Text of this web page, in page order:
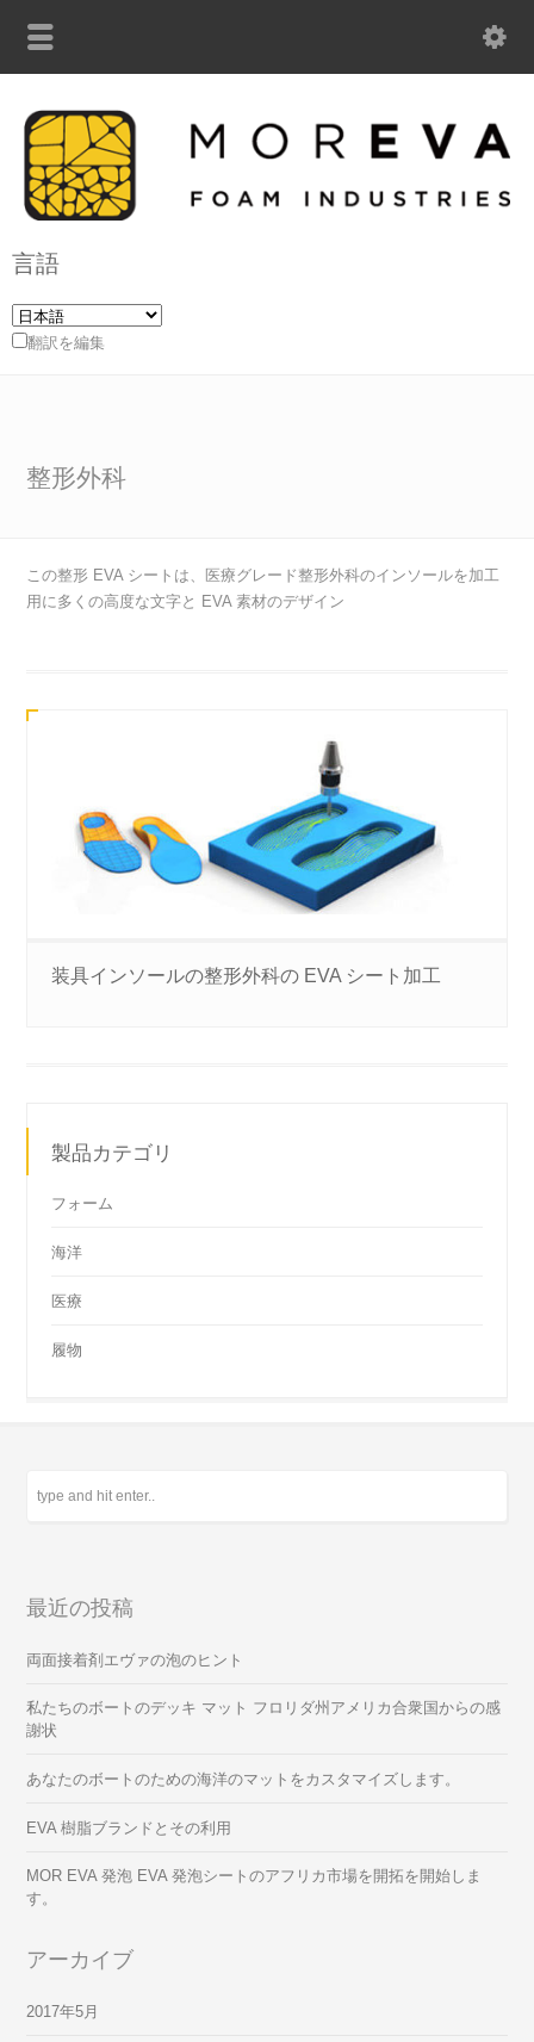
言語
翻訳を編集
整形外科
この整形 EVA シートは、医療グレード整形外科のインソールを加工
用に多くの高度な文字と EVA 素材のデザイン
装具インソールの整形外科の EVA シート加工
製品カテゴリ
フォーム
海洋
医療
履物
最近の投稿
両面接着剤エヴァの泡のヒント
私たちのボートのデッキ マット フロリダ州アメリカ合衆国からの感
謝状
あなたのボートのための海洋のマットをカスタマイズします。
EVA 樹脂ブランドとその利用
MOR EVA 発泡 EVA 発泡シートのアフリカ市場を開拓を開始しま
す。
アーカイブ
2017年5月